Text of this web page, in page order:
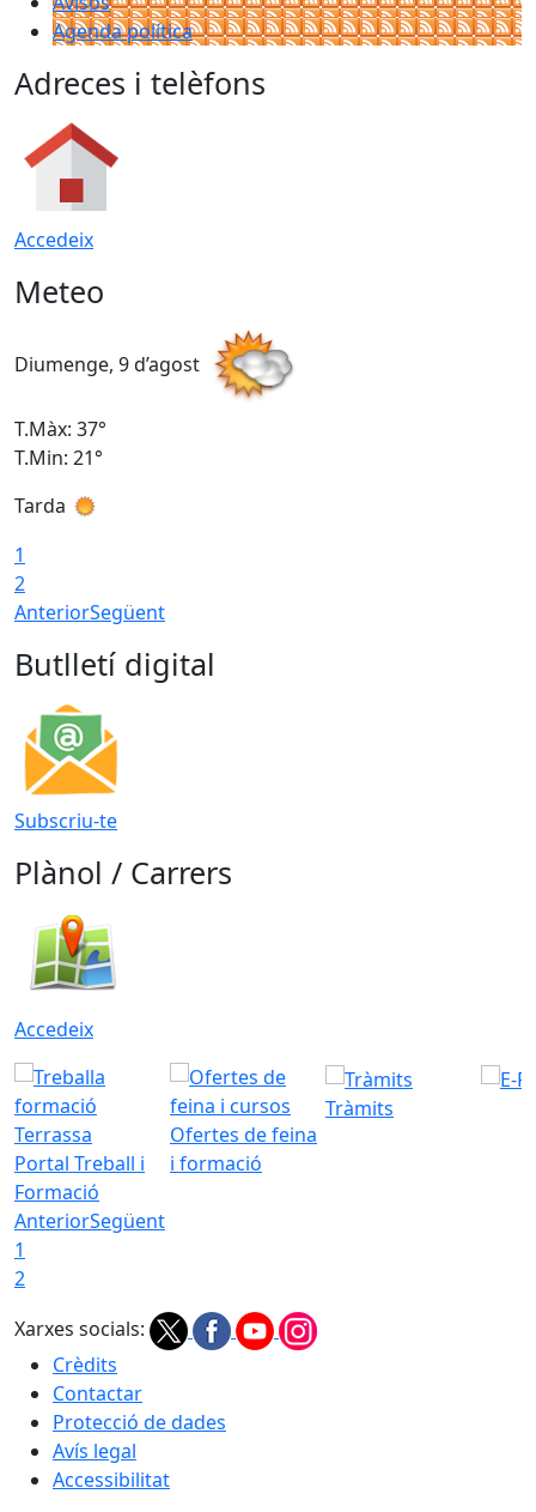
Agenda política
Adreces i telèfons
Accedeix
Meteo
Diumenge, 9 d’agost
T.Màx: 37°
T.Min: 21°
Tarda
1
2
AnteriorSegüent
Butlletí digital
Subscriu-te
Plànol / Carrers
Accedeix
Portal Treball i
Formació
Ofertes de feina
i formació
Tràmits
AnteriorSegüent
1
2
Xarxes socials:
Crèdits
Contactar
Protecció de dades
Avís legal
Accessibilitat